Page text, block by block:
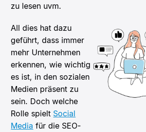
zu lesen uvm.
All dies hat dazu
geführt, dass immer
mehr Unternehmen
erkennen, wie wichtig
es ist, in den sozialen
Medien präsent zu
sein. Doch welche
Rolle spielt Social
Media für die SEO-